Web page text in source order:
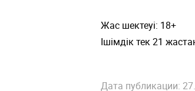
Жас шектеуі: 18+
Ішімдік тек 21
Дата публикации: